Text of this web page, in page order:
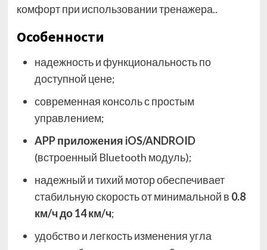
комфорт при использовании тренажера..
Особенности
надежность и функциональность по
доступной цене;
современная консоль с простым
управлением;
APP приложения iOS/ANDROID
(встроенный Bluetooth модуль);
надежный и тихий мотор обеспечивает
стабильную скорость от минимальной в 0.8
км/ч до 14 км/ч;
удобство и легкость изменения угла